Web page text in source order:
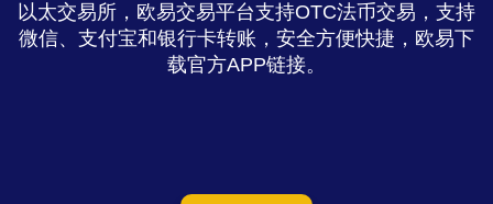
以太交易所，欧易交易平台支持OTC法币交易，支持
微信、支付宝和银行卡转账，安全方便快捷，欧易下
载官方APP链接。